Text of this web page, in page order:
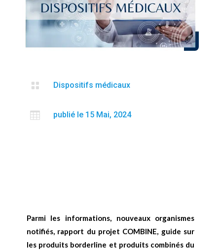
 Dispositifs médicaux
 publié le 15 Mai, 2024
Parmi les informations, nouveaux organismes
notifiés, rapport du projet COMBINE, guide sur
les produits borderline et produits combinés du